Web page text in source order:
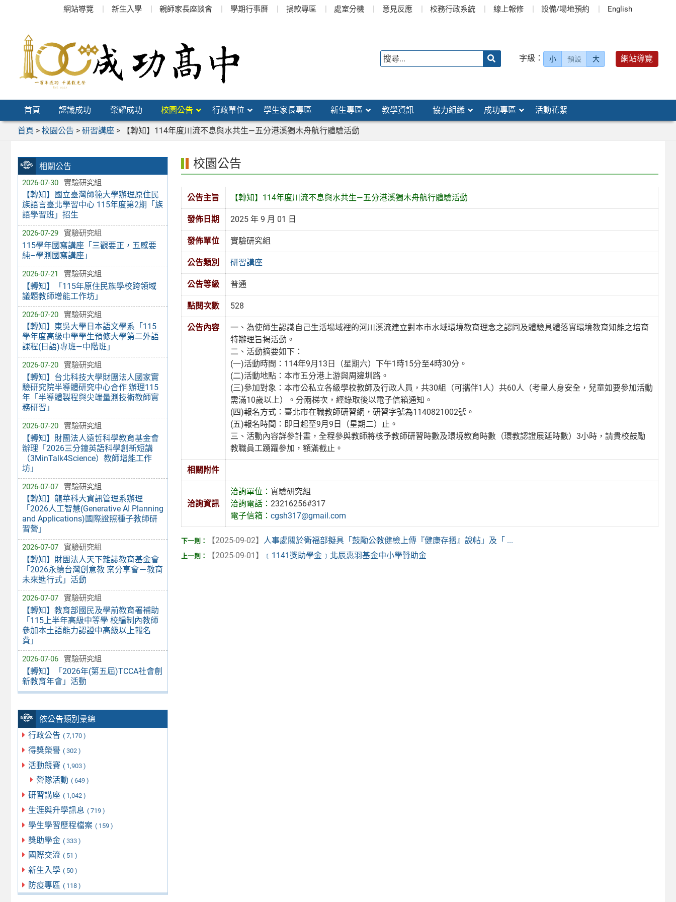
網站導覽 新生入學 親師家長座談會 學期行事曆 捐款專區 處室分機 意見反應 校務行政系統 線上報修 設備/場地預約 English
字級： 小 預設 大 網站導覽
首頁 認識成功 榮耀成功 校園公告 行政單位 學生家長專區 新生專區 教學資訊 協力組織 成功專區 活動花絮
首頁 > 校園公告 > 研習講座> 【轉知】114年度川流不息與水共生—五分港溪獨木舟航行體驗活動
相關公告
2026-07-30 實驗研究組
【轉知】國立臺灣師範大學辦理原住民
族語言臺北學習中心 115年度第2期「族
語學習班」招生
2026-07-29 實驗研究組
115學年國寫講座「三觀要正，五感要
純–學測國寫講座」
2026-07-21 實驗研究組
【轉知】「115年原住民族學校跨領域
議題教師增能工作坊」
2026-07-20 實驗研究組
【轉知】東吳大學日本語文學系「115
學年度高級中學學生預修大學第二外語
課程(日語)專班—中階班」
2026-07-20 實驗研究組
【轉知】台北科技大學財團法人國家實
驗研究院半導體研究中心合作 辦理115
年「半導體製程與尖端量測技術教師實
務研習」
2026-07-20 實驗研究組
【轉知】財團法人遠哲科學教育基金會
辦理「2026三分鐘英語科學創新短講
（3MinTalk4Science）教師增能工作
坊」
2026-07-07 實驗研究組
【轉知】龍華科大資訊管理系辦理
「2026人工智慧(Generative AI Planning
and Applications)國際證照種子教師研
習營」
2026-07-07 實驗研究組
【轉知】財團法人天下雜誌教育基金會
「2026永續台灣創意教 案分享會－教育
未來進行式」活動
2026-07-07 實驗研究組
【轉知】教育部國民及學前教育署補助
「115上半年高級中等學 校編制內教師
參加本土語能力認證中高級以上報名
費」
2026-07-06 實驗研究組
【轉知】「2026年(第五屆)TCCA社會創
新教育年會」活動
依公告類別彙總
行政公告 ( 7,170 )
得獎榮譽 ( 302 )
活動競賽 ( 1,903 )
營隊活動 ( 649 )
研習講座 ( 1,042 )
生涯與升學訊息 ( 719 )
學生學習歷程檔案 ( 159 )
獎助學金 ( 333 )
國際交流 ( 51 )
新生入學 ( 50 )
防疫專區 ( 118 )
校園公告
公告主旨 【轉知】114年度川流不息與水共生—五分港溪獨木舟航行體驗活動
發佈日期 2025 年 9 月 01 日
發佈單位 實驗研究組
公告類別 研習講座
公告等級 普通
點閱次數 528
公告內容
一、為使師生認識自己生活場域裡的河川溪流建立對本市水域環境教育理念之認同及體驗具體落實環境教育知能之培育
特辦理旨揭活動。
二、活動摘要如下：
(一)活動時間：114年9月13日（星期六）下午1時15分至4時30分。
(二)活動地點：本市五分港上游與周邊圳路。
(三)參加對象：本市公私立各級學校教師及行政人員，共30組（可攜伴1人）共60人（考量人身安全，兒童如要參加活動
需滿10歲以上）。分兩梯次，經錄取後以電子信箱通知。
(四)報名方式：臺北市在職教師研習網，研習字號為1140821002號。
(五)報名時間：即日起至9月9日（星期二）止。
三、活動內容詳參計畫，全程參與教師將核予教師研習時數及環境教育時數（環教認證展延時數）3小時，請貴校鼓勵
教職員工踴躍參加，額滿截止。
相關附件
洽詢資訊
洽詢單位：實驗研究組
洽詢電話：23216256#317
電子信箱：cgsh317@gmail.com
【2025-09-02】 人事處關於衛福部擬具「鼓勵公教健檢上傳『健康存摺』說帖」及「 ...
【2025-09-01】
﹝1141獎助學金﹞北辰惠羽基金中小學贊助金